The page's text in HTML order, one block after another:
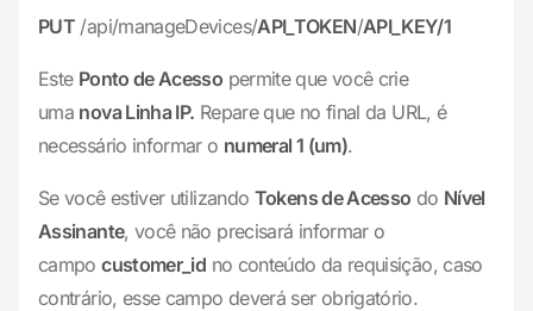
PUT /api/manageDevices/API_TOKEN/API_KEY/1
Este Ponto de Acesso permite que você crie
uma nova Linha IP. Repare que no final da URL, é
necessário informar o numeral 1 (um).
Se você estiver utilizando Tokens de Acesso do Nível
Assinante, você não precisará informar o
campocustomer_id no conteúdo da requisição, caso
contrário, esse campo deverá ser obrigatório.